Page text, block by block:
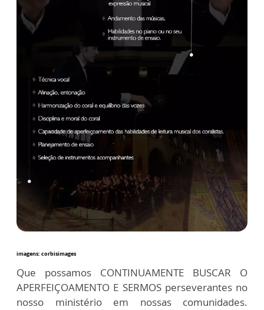
imagens: corbisimages
Que possamos CONTINUAMENTE BUSCAR O
APERFEIÇOAMENTO E SERMOS perseverantes no
nosso ministério em nossas comunidades.